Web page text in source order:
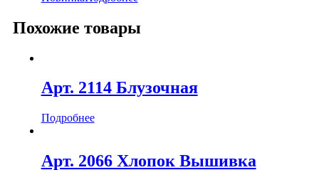
Похожие товары
Арт. 2114 Блузочная
Подробнее
Арт. 2066 Хлопок Вышивка